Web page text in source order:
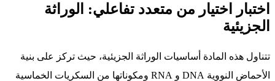
اختبار اختيار من متعدد تفاعلي: الوراثة
الجزيئية
تتناول هذه المادة أساسيات الوراثة الجزيئية، حيث تركز على بنية
الأحماض النووية DNA و RNA ومكوناتها من السكريات الخماسية